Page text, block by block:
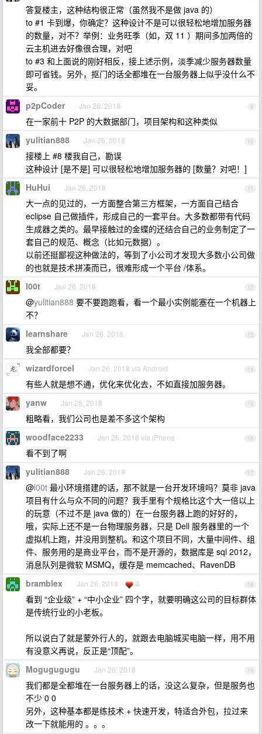
答复楼主，这种结构很正常（虽然我不是做 java 的）
to #1 卡到爆，你确定？这种设计不是可以很轻松地增加服务器
的数量，对不？举例：业务旺季（如，双 11 ）期间多加两倍的
云主机进去好像很合理，对吧
to #3 和上面说的刚好相反，接上述示例，淡季减少服务器数量
即可省钱。另外，抠门的话全都堆在一台服务器上似乎没什么不
妥。
9
p2pCoder Jan 26, 2018
在一家前十 P2P 的大数据部门，项目架构和这种类似
10
yulitian888 Jan 26, 2018
接楼上 #8 楼我自己，勘误
这种设计 [是不是] 可以很轻松地增加服务器的 [数量？对吧！]
11
HuHui Jan 26, 2018
大一点的见过的，一方面整合第三方框架，一方面自己结合
eclipse 自己做插件，形成自己的一套平台。大多数都带有代码
生成器之类的。最早接触过的金蝶的还结合自己的业务制定了一
套自己的规范、概念（比如元数据）。
以前还挺鄙视这种做法的，等到了小公司才发现大多数小公司做
的也就是技术拼凑而已，很难形成一个平台 /体系。
12
l00t Jan 26, 2018
@yulitian888 要不要跑跑看，看一个最小实例能塞在一个机器上
不？
13
learnshare Jan 26, 2018
我全部都要？
14
wizardforcel Jan 26, 2018 via Android
有些人就是想不通，优化来优化去，不如直接加服务器。
15
yanw Jan 26, 2018
粗略看，我们公司也是差不多这个架构
16
woodface2233 Jan 26, 2018 via iPhone
看不到了啊
17
yulitian888 Jan 26, 2018
@l00t 最小环境搭建的话，那不就是一台开发环境吗？莫非 java
项目有什么与众不同的问题？我手里有个规格比这个大一倍以上
的玩意（不过不是 java 做的）在一台服务器上跑的好好的，
哦，实际上还不是一台物理服务器，只是 Dell 服务器里的一个
虚拟机上跑，并没用到整机。和这个项目不同，大量中间件、组
件、服务用的是商业平台，而不是开源的，数据库是 sql 2012，
消息队列是微软 MSMQ，缓存是 memcached、RavenDB
18
bramblex Jan 26, 2018 4
看到 “企业级” + “中小企业” 四个字，就要明确这公司的目标群体
是传统行业的小老板。
所以说白了就是蒙外行人的，就跟去电脑城买电脑一样，用不用
有没意义再说，反正是“顶配”。
19
Mogugugugu Jan 26, 2018
我们都是全都堆在一台服务器上的话，没这么复杂，但是服务也
不少 0 0
另外，这种基本都是练技术 + 快速开发，特适合外包，拉过来
改一下就能用的 。。。